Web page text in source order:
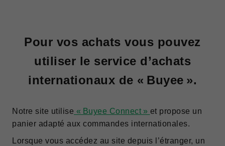
Pour vos achats vous pouvez
utiliser le service d’achats
internationaux de « Buyee ».
Notre site utilise « Buyee Connect » et propose un
panier adapté aux commandes internationales.
Lorsque vous accédez au site depuis l’étranger, un